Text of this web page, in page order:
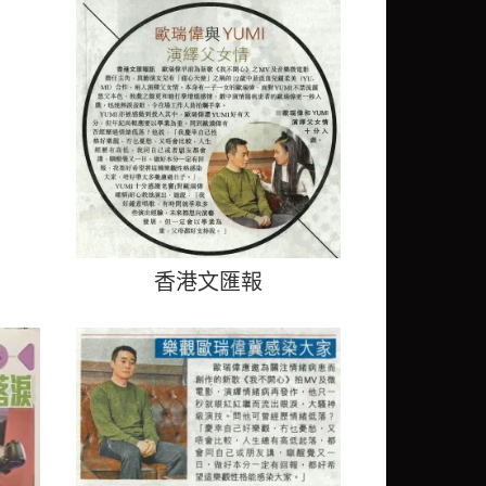
香港文匯報